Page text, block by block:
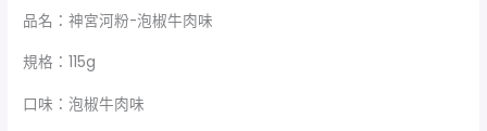
品名：神宮河粉-泡椒牛肉味
規格：115g
口味：泡椒牛肉味